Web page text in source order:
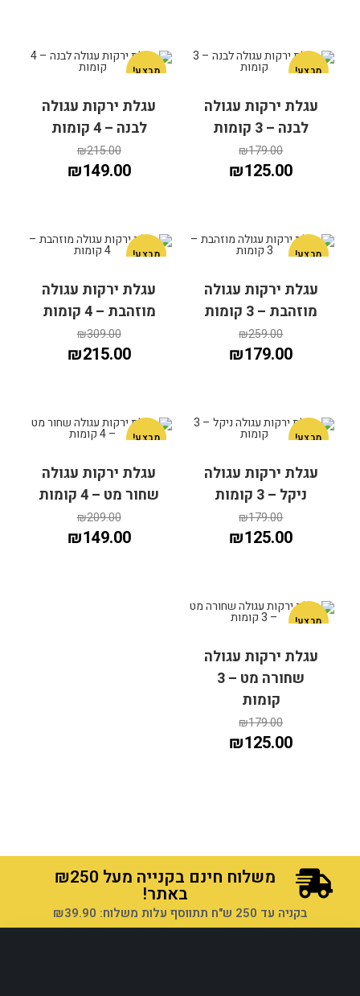
הוספה לסל הוספה לסל
הוספה לסל הוספה לסל
מבצע!
הוספה לסל
עגלת ירקות עגולה
לבנה – 3 קומות
₪179.00
₪125.00
מבצע!
הוספה לסל
עגלת ירקות עגולה
לבנה – 4 קומות
₪215.00
₪149.00
מבצע!
הוספה לסל
עגלת ירקות עגולה
מוזהבת – 3 קומות
₪259.00
₪179.00
מבצע!
עגלת ירקות עגולה
מוזהבת – 4 קומות
₪309.00
₪215.00
מבצע!
הוספה לסל
עגלת ירקות עגולה
ניקל – 3 קומות
₪179.00
₪125.00
מבצע!
הוספה לסל
עגלת ירקות עגולה
שחור מט – 4 קומות
₪209.00
₪149.00
מבצע!
עגלת ירקות עגולה
שחורה מט – 3
קומות
₪179.00
₪125.00
משלוח חינם בקנייה מעל ₪250
באתר!
בקניה עד 250 ש"ח תתווסף עלות משלוח: ₪39.90